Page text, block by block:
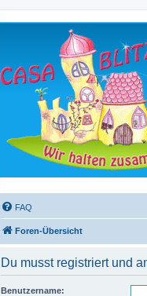
FAQ
Foren-Übersicht
Du musst registriert und
Benutzername: